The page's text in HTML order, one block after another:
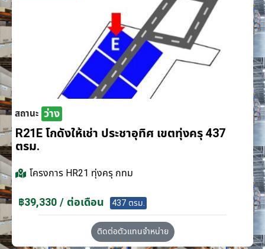
สถานะ ว่าง
R21E โกดังให้เช่า ประชาอุทิศ เขตทุ่งครุ 437
ตรม.
โครงการ HR21 ทุ่งครุ กทม
฿39,330 / ต่อเดือน 437 ตรม.
ติดต่อตัวแทนจำหน่าย